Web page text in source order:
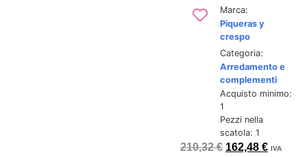
Marca:
Piqueras y
crespo
Categoria:
Arredamento e
complementi
Acquisto minimo:
1
Pezzi nella
scatola: 1
210,32€ 162,48 € IVA